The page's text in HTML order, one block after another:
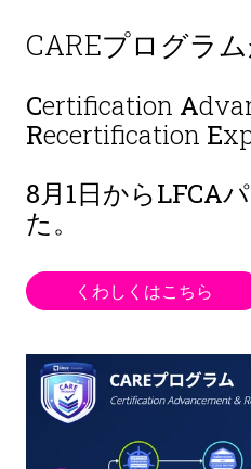
CAREプログラ
Certification A
Recertification E
8月1日からLFCA
た。
くわしくはこちら